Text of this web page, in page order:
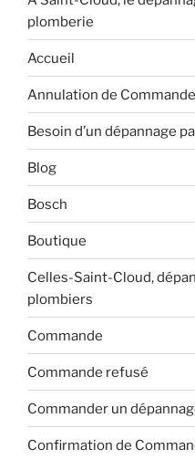
plomberie
Accueil
Annulation de Commande
Besoin d’un dépannage
Blog
Bosch
Boutique
Celles-Saint-Cloud,
plombiers
Commande
Commande refusé
Commander un
Confirmation de